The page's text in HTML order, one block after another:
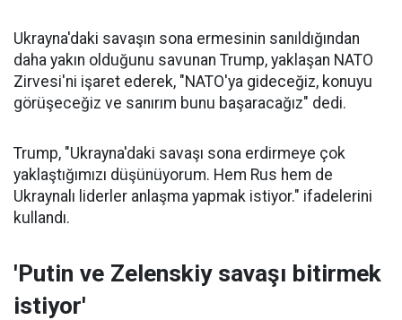
Ukrayna'daki savaşın sona ermesinin sanıldığından
daha yakın olduğunu savunan Trump, yaklaşan NATO
Zirvesi'ni işaret ederek, "NATO'ya gideceğiz, konuyu
görüşeceğiz ve sanırım bunu başaracağız" dedi.
Trump, "Ukrayna'daki savaşı sona erdirmeye çok
yaklaştığımızı düşünüyorum. Hem Rus hem de
Ukraynalı liderler anlaşma yapmak istiyor." ifadelerini
kullandı.
'Putin ve Zelenskiy savaşı bitirmek
istiyor'